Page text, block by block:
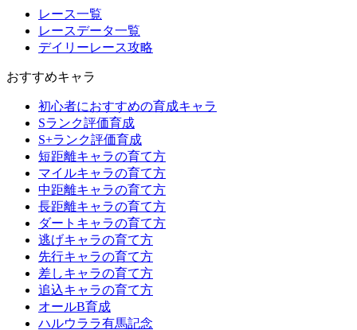
レース一覧
レースデータ一覧
デイリーレース攻略
おすすめキャラ
初心者におすすめの育成キャラ
Sランク評価育成
S+ランク評価育成
短距離キャラの育て方
マイルキャラの育て方
中距離キャラの育て方
長距離キャラの育て方
ダートキャラの育て方
逃げキャラの育て方
先行キャラの育て方
差しキャラの育て方
追込キャラの育て方
オールB育成
ハルウララ有馬記念